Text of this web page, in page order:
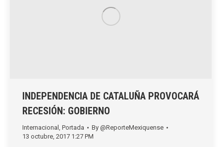
INDEPENDENCIA DE CATALUÑA PROVOCARÁ
RECESIÓN: GOBIERNO
Internacional , Portada By @ReporteMexiquense
13 octubre, 2017 1:27 PM